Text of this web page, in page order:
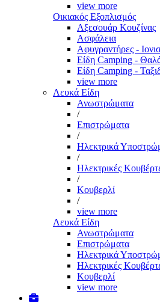
view more
Οικιακός Εξοπλισμός
Αξεσουάρ Κουζίνας
Ασφάλεια
Αφυγραντήρες -
Είδη Camping -
Είδη Camping -
view more
Λευκά Είδη
Ανωστρώματα
/
Επιστρώματα
/
Ηλεκτρικά
/
Ηλεκτρικές
/
Κουβερλί
/
view more
Λευκά Είδη
Ανωστρώματα
Επιστρώματα
Ηλεκτρικά
Ηλεκτρικές
Κουβερλί
view more